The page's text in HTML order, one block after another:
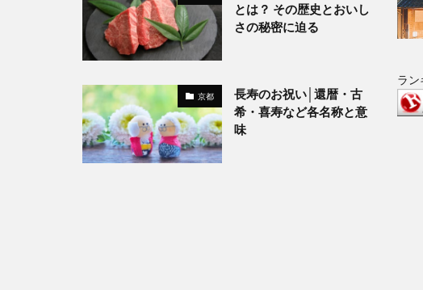
とは？ その歴史とおいし
さの秘密に迫る
京都
長寿のお祝い│還暦・古
希・喜寿など各名称と意
味
ラン